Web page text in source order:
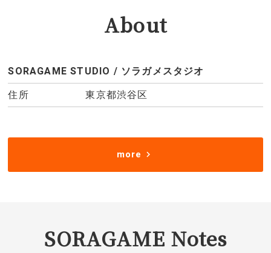
About
SORAGAME STUDIO / ソラガメスタジオ
住所
東京都渋谷区
more
SORAGAME Notes